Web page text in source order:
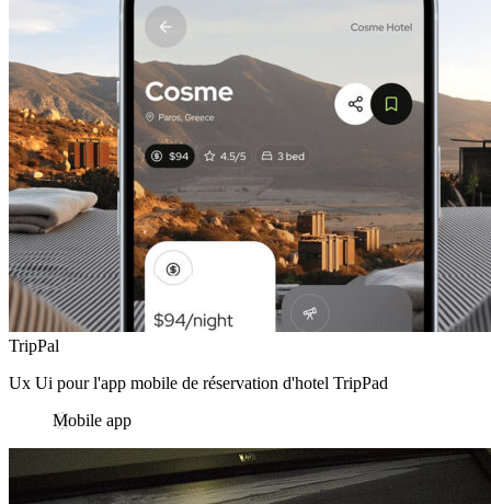
TripPal
Ux Ui pour l'app mobile de réservation d'hotel TripPad
Mobile app